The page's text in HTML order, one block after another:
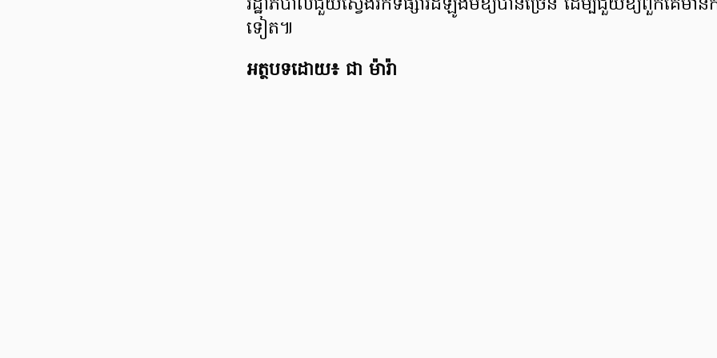
រដ្ឋាភិបាលជួយស្វែងរកទីផ្សារដំឡូងមីឱ្យបានច្រើន ដើម្បីជួយឱ្យពួកគេមានក
ទៀត៕
អត្ថបទដោយ៖ ជា ម៉ារ៉ា